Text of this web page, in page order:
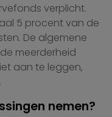
verplicht.
5 procent van de
De algemene
meerderheid
aan te leggen,
nemen?